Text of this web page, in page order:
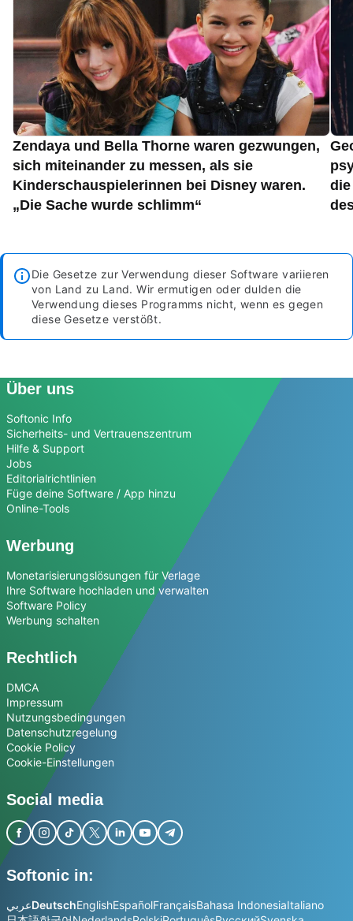
Zendaya und Bella Thorne waren gezwungen,
sich miteinander zu messen, als sie
Kinderschauspielerinnen bei Disney waren.
„Die Sache wurde schlimm“
Die Gesetze zur Verwendung dieser Software variieren
von Land zu Land. Wir ermutigen oder dulden die
Verwendung dieses Programms nicht, wenn es gegen
diese Gesetze verstößt.
Über uns
Softonic Info
Sicherheits- und Vertrauenszentrum
Hilfe & Support
Jobs
Editorialrichtlinien
Füge deine Software / App hinzu
Online-Tools
Werbung
Monetarisierungslösungen für Verlage
Ihre Software hochladen und verwalten
Software Policy
Werbung schalten
Rechtlich
DMCA
Impressum
Nutzungsbedingungen
Datenschutzregelung
Cookie Policy
Cookie-Einstellungen
Social media
Softonic in:
عربيDeutschEnglishEspañolFrançaisBahasa IndonesiaItaliano